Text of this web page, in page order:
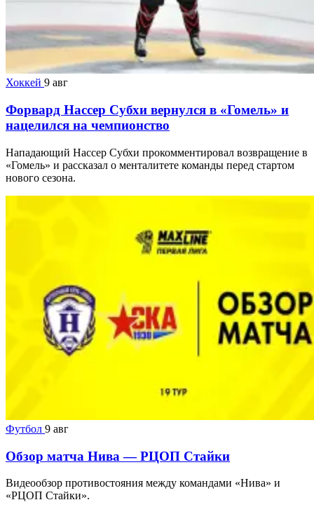
Хоккей 9 авг
Форвард Нассер Субхи вернулся в «Гомель» и
нацелился на чемпионство
Нападающий Нассер Субхи прокомментировал возвращение в
«Гомель» и рассказал о менталитете команды перед стартом
нового сезона.
Футбол 9 авг
Обзор матча Нива — РЦОП Стайки
Видеообзор противостояния между командами «Нива» и
«РЦОП Стайки».